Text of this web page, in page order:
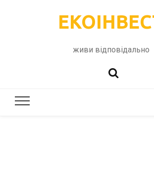
живи відповідально